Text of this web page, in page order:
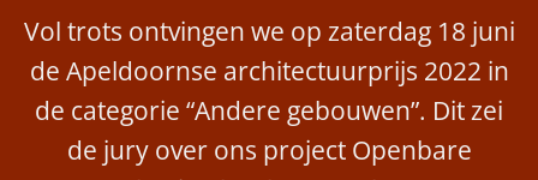
Vol trots ontvingen we op zaterdag 18 juni
de Apeldoornse architectuurprijs 2022 in
de categorie “Andere gebouwen”. Dit zei
de jury over ons project Openbare